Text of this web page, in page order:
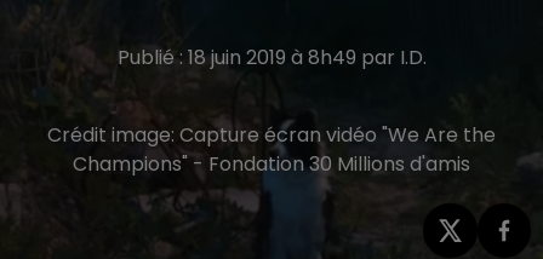
Publié : 18 juin 2019 à 8h49 par I.D.
Crédit image: Capture écran vidéo "We Are the
Champions" - Fondation 30 Millions d'amis